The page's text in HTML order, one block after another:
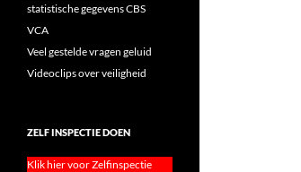
statistische gegevens CBS
VCA
Veel gestelde vragen geluid
Videoclips over veiligheid
ZELF INSPECTIE DOEN
Klik hier voor Zelfinspectie